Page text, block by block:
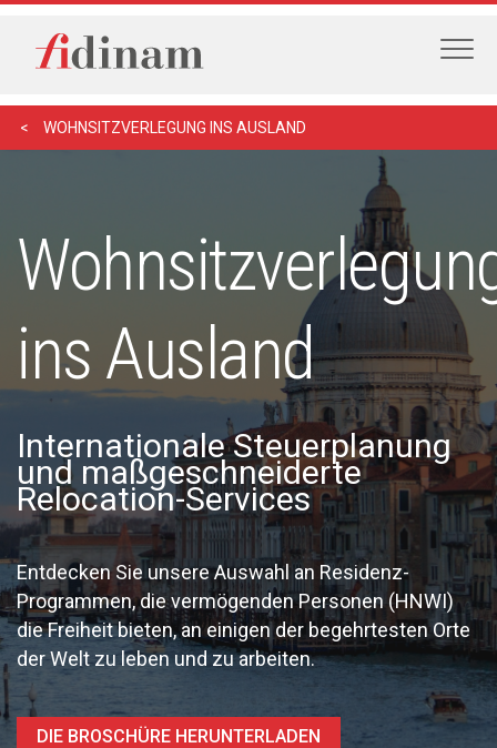
WOHNSITZVERLEGUNG INS AUSLAND
ins Ausland
Internationale Steuerplanung
und maßgeschneiderte
Relocation-Services
Entdecken Sie unsere Auswahl an Residenz-
Programmen, die vermögenden Personen (HNWI)
die Freiheit bieten, an einigen der begehrtesten Orte
der Welt zu leben und zu arbeiten.
DIE BROSCHÜRE HERUNTERLADEN